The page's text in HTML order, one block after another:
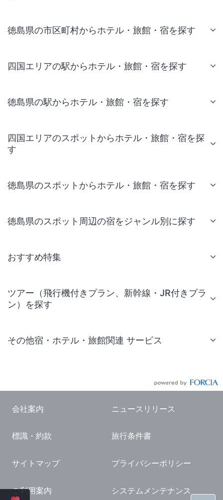
徳島県の市区町村からホテル・旅館・宿を探す
四国エリアの駅からホテル・旅館・宿を探す
徳島県の駅からホテル・旅館・宿を探す
四国エリアのスポットからホテル・旅館・宿を探
す
徳島県のスポットからホテル・旅館・宿を探す
徳島県のスポット周辺の宿をジャンル別に探す
おすすめ特集
ツアー（飛行機付きプラン、新幹線・JR付きプラ
ン）を探す
その他宿・ホテル・旅館関連 サービス
国内観光ガイド
旅行・観光情報
会社案内 ニュースリリース
標識・約款 旅行条件書
サイトマップ プライバシーポリシー
ご利用案内 システムメンテナンス